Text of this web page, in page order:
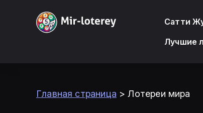
Сатти
Лучшие
Главная страница >Лотереи мира